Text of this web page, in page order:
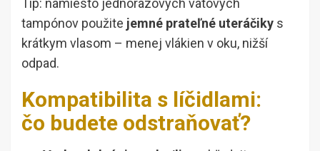
Tip: namiesto jednorazových vatových
tampónov použite jemné prateľné uteráčiky s
krátkym vlasom – menej vlákien v oku, nižší
odpad.
Kompatibilita s líčidlami:
čo budete odstraňovať?